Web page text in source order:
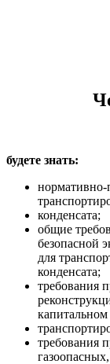
будете знать:
нормативно-
конденсата;
общие
безопасной
для
конденсата;
требования
требования